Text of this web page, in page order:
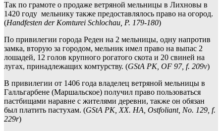
Так по грамоте о продаже ветряной мельницы в Лихновы в
1420 году мельнику также предоставлялось право на огород.
(Handfesten der Komturei Schlochau, P. 179-180)
По привилегии города Реден на 2 мельницы, одну напротив
замка, вторую за городом, мельник имел право на выпас 2
лошадей, 12 голов крупного рогатого скота и 20 свиней на
лугах, принадлежащих комтурству. (GStA PK, OF 97, f. 209v)
В привилегии от 1406 года владелец ветряной мельницы в
Галльгарбене (Маршальское) получил право пользоваться
пастбищами наравне с жителями деревни, также он обязан
был платить пастухам. (GStA PK, XX. HA, Ostfoliant, No. 129, f.
229r)